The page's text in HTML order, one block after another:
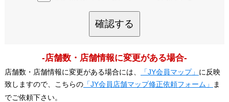
確認する
-店舗数・店舗情報に変更がある場合-
店舗数・店舗情報に変更がある場合には、 「JY会員マップ」 に反映
致しますので、こちらの「JY会員店舗マップ修正依頼フォーム」
ま
でご依頼下さい。